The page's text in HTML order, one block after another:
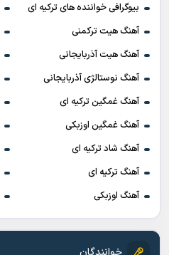
بیوگرافی خواننده های ترکیه ای
آهنگ هیت ترکمنی
آهنگ هیت آذربایجانی
آهنگ نوستالژی آذربایجانی
آهنگ غمگین ترکیه ای
آهنگ غمگین اوزبکی
آهنگ شاد ترکیه ای
آهنگ ترکیه ای
آهنگ اوزبکی